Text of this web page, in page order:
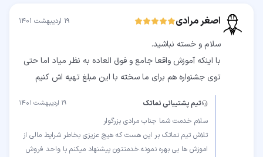
اصغر مرادی ۱۹ اردیبهشت ۱۴۰۱
با اینکه آموزش واقعا جامع و فوق العاده به نظر میاد اما حتی
توی جشنواره هم برای ما سخته با این مبلغ تهیه اش کنیم
تیم پشتیبانی نماتک ۱۹ اردیبهشت ۱۴۰۱
تلاش تیم نماتک بر این هست که هیچ عزیزی بخاطر شرایط مالی از
اموزش ها بی بهره نمونه.خدمتتون پیشنهاد میکنم با واحد فروش